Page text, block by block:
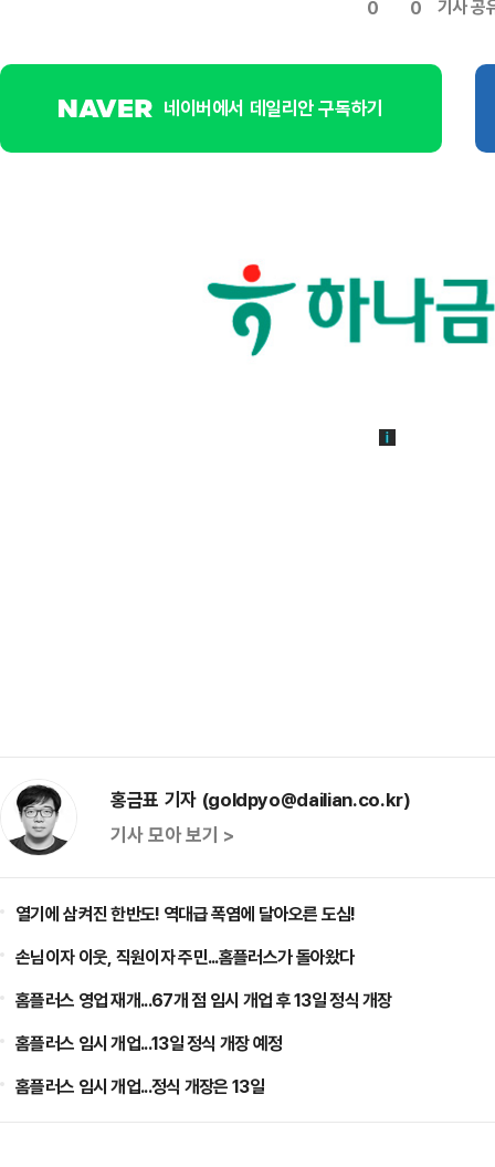
0 0 기사 공
네이버에서 데일리안 구독하기
홍금표 기자 (goldpyo@dailian.co.kr)
기사 모아 보기 >
열기에 삼켜진 한반도! 역대급 폭염에 달아오른 도심!
손님이자 이웃, 직원이자 주민...홈플러스가 돌아왔다
홈플러스 영업 재개...67개 점 임시 개업 후 13일 정식 개장
홈플러스 임시 개업...13일 정식 개장 예정
홈플러스 임시 개업...정식 개장은 13일